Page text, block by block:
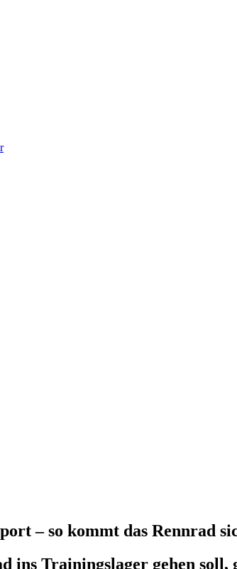
– so kommt das Rennrad
ins Trainingslager gehen